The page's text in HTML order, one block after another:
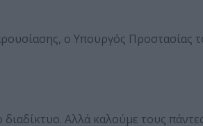
ο Υπουργός Προστασίας
διαδίκτυο. Αλλά καλούμε τους